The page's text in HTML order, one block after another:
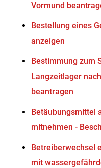
Vormund
Bestellung eines
anzeigen
Bestimmung zum
Langzeitlager
beantragen
Betäubungsmittel
mitnehmen -
Betreiberwechsel
mit